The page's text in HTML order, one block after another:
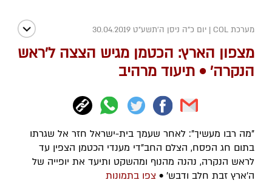
מערכת COL | יום כ"ה ניסן ה׳תשע״ט 30.04.2019
מצפון הארץ: הכטמן מגיש הצצה ל'ראש
הנקרה' • תיעוד מרהיב
"מה רבו מעשיך": לאחר שעמך בית-ישראל חזר אל שגרתו
בתום חג הפסח, הצלם החב"די מענדי הכטמן הצפין עד
לראש הנקרה, נהנה מהנוף ומהשקט ותיעד את יופייה של
ה'ארץ זבת חלב ודבש' • צפו בתמונות